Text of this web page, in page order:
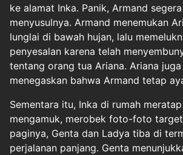
ke alamat Inka. Panik, Armand
menyusulnya. Armand menemukan
lunglai di bawah hujan, lalu
penyesalan karena telah
tentang orang tua Ariana. Ariana
menegaskan bahwa Armand tetap
Sementara itu, Inka di rumah
mengamuk, merobek foto-foto
paginya, Genta dan Ladya tiba di
perjalanan panjang. Genta